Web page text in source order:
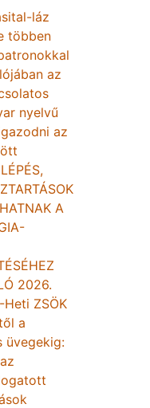
láz
többen
az
nyelvű
az
A
2026.
Heti ZSÖK
a
üvegekig: